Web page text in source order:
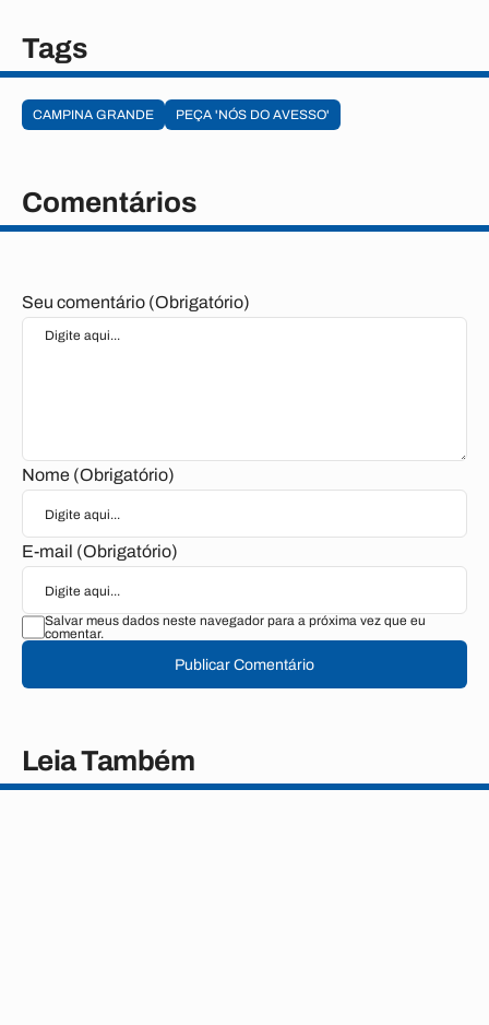
Tags
CAMPINA GRANDE PEÇA 'NÓS DO AVESSO'
Comentários
Seu comentário (Obrigatório)
Nome (Obrigatório)
E-mail (Obrigatório)
Salvar meus dados neste navegador para a próxima vez que eu
comentar.
Publicar Comentário
Leia Também